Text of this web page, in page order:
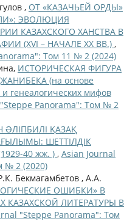
, ОТ «КАЗАЧЬЕЙ ОРДЫ»
ЭВОЛЮЦИЯ
КАЗАХСКОГО ХАНСТВА В
(XVI – НАЧАЛЕ XX ВВ.) ,
Том 11 № 2 (2024)
ИСТОРИЧЕСКАЯ ФИГУРА
(на основе
генеалогических мифов
Panorama": Том № 2
ƏЛІПБИЛІ ҚАЗАҚ
ШЕТТІЛДІК
40 жж. ) , Asian Journal
№ 2 (2020)
Бекмагамбетов , А.А.
ОШИБКИ» В
КАЗАХСКОЙ ЛИТЕРАТУРЫ В
"Steppe Panorama": Том